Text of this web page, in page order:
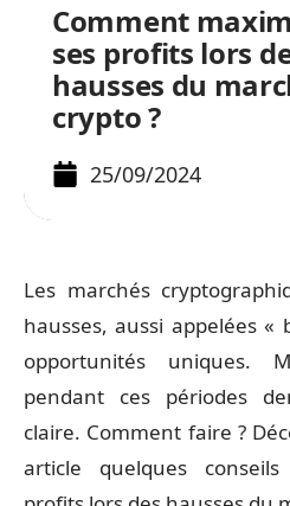
Comment
ses profits lors
hausses du
crypto ?
25/09/2024
Les marchés
hausses, aussi appelées
opportunités uniques.
pendant ces périodes
claire. Comment faire ?
article quelques